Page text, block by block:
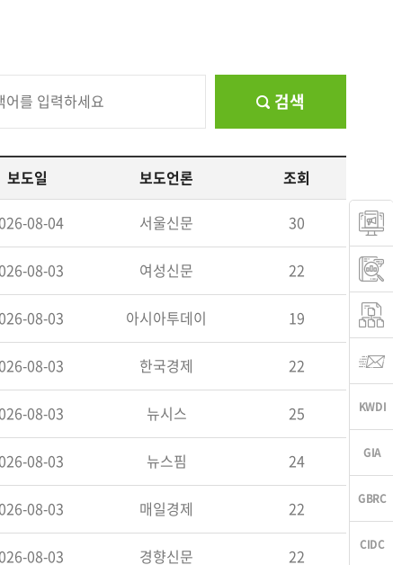
검색
보도일 보도언론 조회
08-04 서울신문 30
08-03 여성신문 22
08-03 아시아투데이 19
08-03 한국경제 22
08-03 뉴시스 25
08-03 뉴스핌 24
08-03 매일경제 22
08-03 경향신문 22